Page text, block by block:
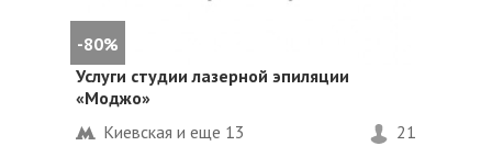
-80%
Услуги студии лазерной эпиляции
«Моджо»
Киевская и еще 13
21